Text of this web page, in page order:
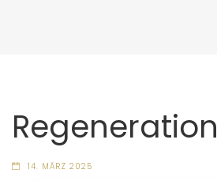
Regeneration
14. MÄRZ 2025